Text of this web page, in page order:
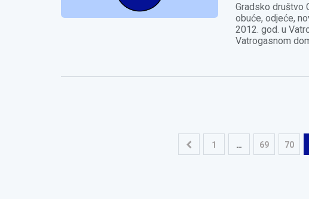
Gradsko društvo
obuće, odjeće,
2012. god. u
Vatrogasnom
1 … 69 70